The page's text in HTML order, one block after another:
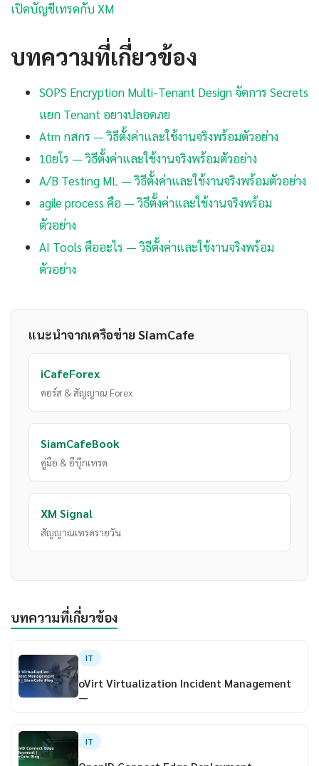
เปิดบัญชีเทรดกับ XM
บทความที่เกี่ยวข้อง
SOPS Encryption Multi-Tenant Design จัดการ Secrets
แยก Tenant อยางปลอดภย
Atm กสกร — วิธีตั้งค่าและใช้งานจริงพร้อมตัวอย่าง
10ยโร — วิธีตั้งค่าและใช้งานจริงพร้อมตัวอย่าง
A/B Testing ML — วิธีตั้งค่าและใช้งานจริงพร้อมตัวอย่าง
agile process คือ — วิธีตั้งค่าและใช้งานจริงพร้อม
ตัวอย่าง
AI Tools คืออะไร — วิธีตั้งค่าและใช้งานจริงพร้อม
ตัวอย่าง
แนะนำจากเครือข่าย SiamCafe
iCafeForex
คอร์ส & สัญญาณ Forex
SiamCafeBook
คู่มือ & อีบุ๊กเทรด
XM Signal
สัญญาณเทรดรายวัน
บทความที่เกี่ยวข้อง
IT
oVirt Virtualization Incident Management
—
IT